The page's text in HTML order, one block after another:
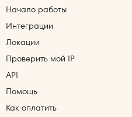
Начало работы
Интеграции
Локации
Проверить мой IP
API
Помощь
Как оплатить